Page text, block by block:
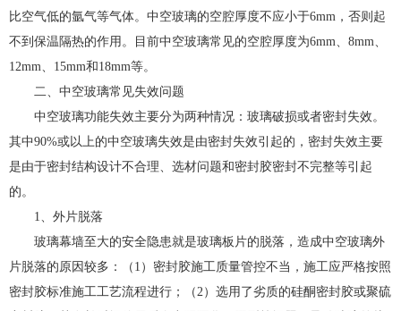
比空气低的氩气等气体。中空玻璃的空腔厚度不应小于6mm，否则起
不到保温隔热的作用。目前中空玻璃常见的空腔厚度为6mm、8mm、
12mm、15mm和18mm等。
二、中空玻璃常见失效问题
中空玻璃功能失效主要分为两种情况：玻璃破损或者密封失效。
其中90%或以上的中空玻璃失效是由密封失效引起的，密封失效主要
是由于密封结构设计不合理、选材问题和密封胶密封不完整等引起
的。
1、外片脱落
玻璃幕墙至大的安全隐患就是玻璃板片的脱落，造成中空玻璃外
片脱落的原因较多：（1）密封胶施工质量管控不当，施工应严格按照
密封胶标准施工工艺流程进行；（2）选用了劣质的硅酮密封胶或聚硫